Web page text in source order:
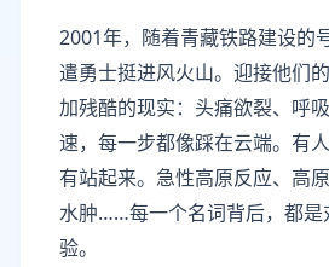
2001年，随着青藏铁路建设的
遣勇士挺进风火山。迎接他们
加残酷的现实：头痛欲裂、呼
速，每一步都像踩在云端。有
有站起来。急性高原反应、高
水肿……每一个名词背后，都是
验。